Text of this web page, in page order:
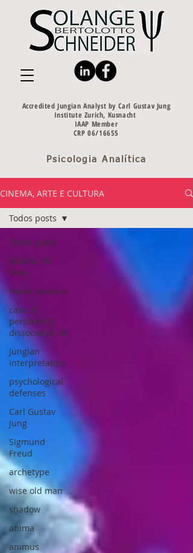
Accredited Jungian Analyst by Carl Gustav Jung
Institute Zurich, Kusnacht
IAAP Member
CRP 06/16655
Psicologia Analítica
CINEMA, ARTE E CULTURA
Todos posts
Analise de
filme
movie analysis
case of
personality
dissociation di
Jungian
interpretation
psychological
defenses
Carl Gustav
Jung
Sigmund
Freud
archetype
wise old man
shadow
anima
animus
Todos posts